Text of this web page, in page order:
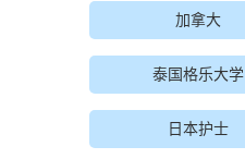
加拿大
泰国格乐大学
日本护士